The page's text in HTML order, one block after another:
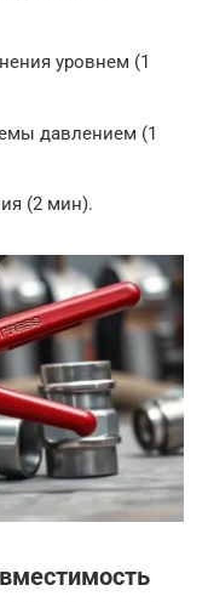
уровнем (1
давлением (1
(2 мин).